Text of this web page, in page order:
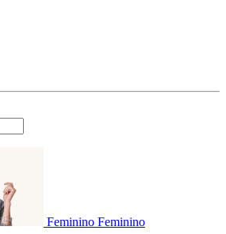
Feminino Feminino